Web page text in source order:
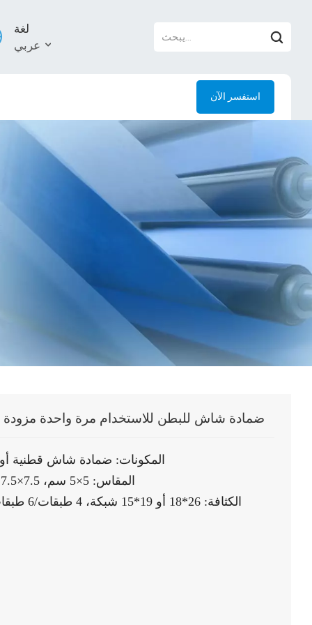
لغة
عربي
استفسر الآن
ضمادة شاش للبطن للاستخدام مرة واحدة مزودة
1. المكونات: ضمادة شاش قطنية
2. المقاس: 5×5 سم، 7.5×7.5 سم، 15×15 سم أو حسب الطلب
3. الكثافة: 26*18 أو 19*15 شبكة، 4 طبقات/6 طبقات/8 طبقات/12 طبقة/16 طبقة/إلخ